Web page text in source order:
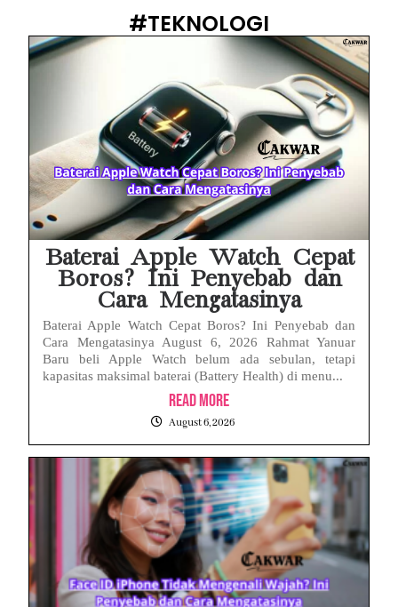
#TEKNOLOGI
Baterai Apple Watch Cepat
Boros? Ini Penyebab dan
Cara Mengatasinya
Baterai Apple Watch Cepat Boros? Ini Penyebab dan
Cara Mengatasinya August 6, 2026 Rahmat Yanuar
Baru beli Apple Watch belum ada sebulan, tetapi
kapasitas maksimal baterai (Battery Health) di menu...
Read More
August 6, 2026